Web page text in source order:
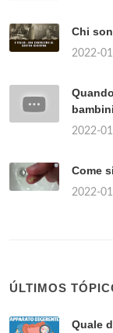
Chi
2022-
2022-
Come
2022-
ÚLTIMOS
Quale